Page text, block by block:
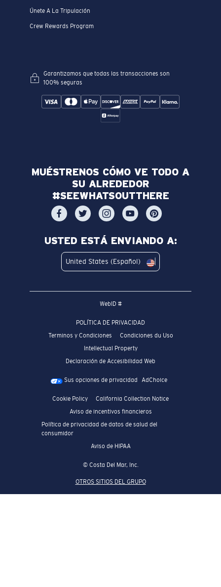
Únete A La Tripulación
Crew Rewards Program
Garantizamos que todas las transacciones son
100% seguras
MUÉSTRENOS CÓMO VE TODO A
SU ALREDEDOR
#SEEWHATSOUTTHERE
USTED ESTÁ ENVIANDO A:
United States (Español)
WebID #
POLÍTICA DE PRIVACIDAD
Terminos y Condiciones
Condiciones du Uso
Intellectual Property
Declaración de Accesibilidad Web
Sus opciones de privacidad AdChoice
Cookie Policy
California Collection Notice
Aviso de incentivos financieros
Política de privacidad de datos de salud del
consumidor
Aviso de HIPAA
© Costa Del Mar, Inc.
OTROS SITIOS DEL GRUPO